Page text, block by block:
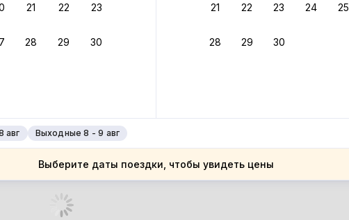
21 22 23
28 29 30
21 22 23 24 25
28 29 30
авг Выходные 8 - 9 авг
Выберите даты поездки, чтобы увидеть цены